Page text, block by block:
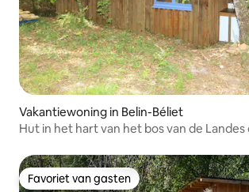
Vakantiewoning in Belin-Béliet
Hut in het hart van het bos van de Landes
Favoriet van gasten
Favoriet van gasten